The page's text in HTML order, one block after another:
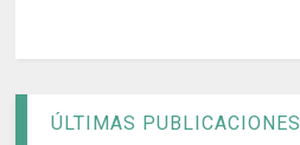
ÚLTIMAS PUBLICACIONES